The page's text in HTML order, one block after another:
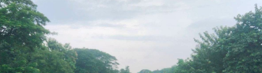
၀ ပေရှိကာ မိုးရေချိန် ၀ ဒသမ ၄၉ လက်မ ရွာသွန်းခဲ့ကြောင်း အသ်
ေးထားသည်။
ခြားရေလှောင်တမံများအနေဖြင့် မဟူရာတမံ၏ ရေမှတ် ၁၉၈
သမ ၈၀ ပေ၊ ပေါင်းလင်းတမံ၏ ရေမှတ် ၁၆၈ ဒသမ ၉၀ ပေ၊ လ
မ်းပြင်တမံ၏ ရေ မှတ် ၇၁ ဒသမ ၉၀ ပေ၊ ကလီထော်တမံ ၏